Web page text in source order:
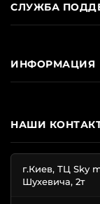
НАШИ
г.Киев, ТЦ Sky
Шухевича, 2т
СЛУЖБА
ИНФОРМАЦИЯ